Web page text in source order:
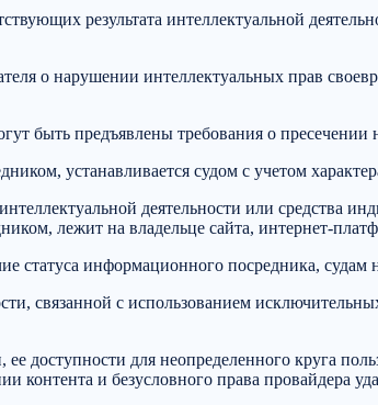
результата интеллектуальной
о нарушении интеллектуальных прав
быть предъявлены требования о
устанавливается судом с учетом
деятельности или средства
лежит на владельце сайта, интернет-
статуса информационного посредника, судам
связанной с использованием
доступности для неопределенного круга
контента и безусловного права провайдера